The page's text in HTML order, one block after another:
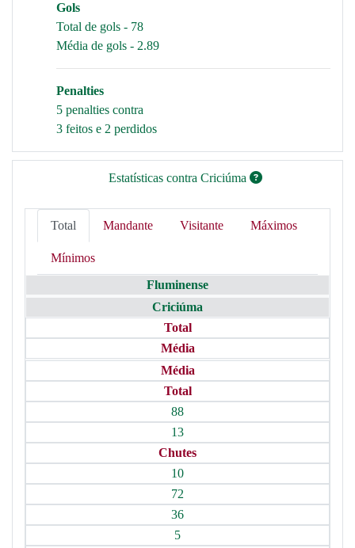
Gols
Total de gols - 78
Média de gols - 2.89
Penalties
5 penalties contra
3 feitos e 2 perdidos
Estatísticas contra Criciúma
Total Mandante Visitante Máximos
Mínimos
Fluminense
Criciúma
Total
Média
Média
Total
88
13
Chutes
10
72
36
5